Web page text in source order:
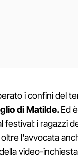
i confini del
di Matilde.Ed
festival: i ragazzi
l'avvocata
video-